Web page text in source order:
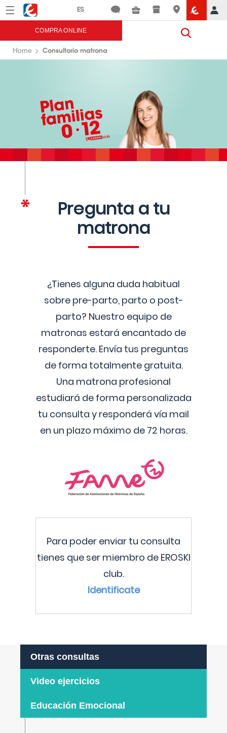
Menú Eroski
COMPRA ONLINE
Home Consultorio matrona
Pregunta a tu
matrona
¿Tienes alguna duda habitual
sobre pre-parto, parto o post-
parto? Nuestro equipo de
matronas estará encantado de
responderte. Envía tus preguntas
de forma totalmente gratuita.
Una matrona profesional
estudiará de forma personalizada
tu consulta y responderá vía mail
en un plazo máximo de 72 horas.
Para poder enviar tu consulta
tienes que ser miembro de EROSKI
club.
Identificate
Otras consultas
Video ejercicios
Educación Emocional